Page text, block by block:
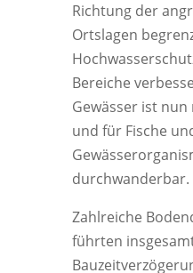
Richtung der
Ortslagen
Bereiche
Gewässer ist
und für Fische
durchwanderbar.
Zahlreiche
führten